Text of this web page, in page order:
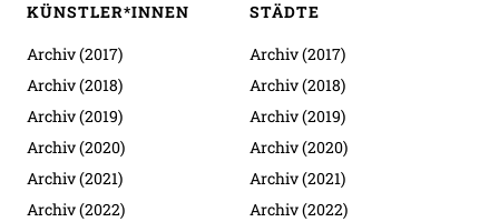
KÜNSTLER*INNEN
Archiv (2017)
Archiv (2018)
Archiv (2019)
Archiv (2020)
Archiv (2021)
Archiv (2022)
STÄDTE
Archiv (2017)
Archiv (2018)
Archiv (2019)
Archiv (2020)
Archiv (2021)
Archiv (2022)